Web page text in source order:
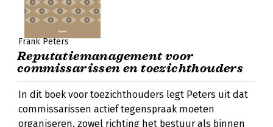
Frank Peters
Reputatiemanagement voor
commissarissen en toezichthouders
In dit boek voor toezichthouders legt Peters uit dat
commissarissen actief tegenspraak moeten
organiseren, zowel richting het bestuur als binnen